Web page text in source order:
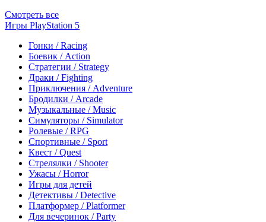
Смотреть все
Игры PlayStation 5
Гонки / Racing
Боевик / Action
Стратегии / Strategy
Драки / Fighting
Приключения / Adventure
Бродилки / Arcade
Музыкальные / Music
Симуляторы / Simulator
Ролевые / RPG
Спортивные / Sport
Квест / Quest
Стрелялки / Shooter
Ужасы / Horror
Игры для детей
Детективы / Detective
Платформер / Platformer
Для вечеринок / Party